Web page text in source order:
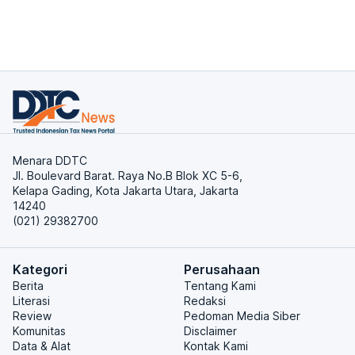
Menara DDTC
Jl. Boulevard Barat. Raya No.B Blok XC 5-6,
Kelapa Gading, Kota Jakarta Utara, Jakarta
14240
(021) 29382700
Kategori
Berita
Literasi
Review
Komunitas
Data & Alat
Perusahaan
Tentang Kami
Redaksi
Pedoman Media Siber
Disclaimer
Kontak Kami